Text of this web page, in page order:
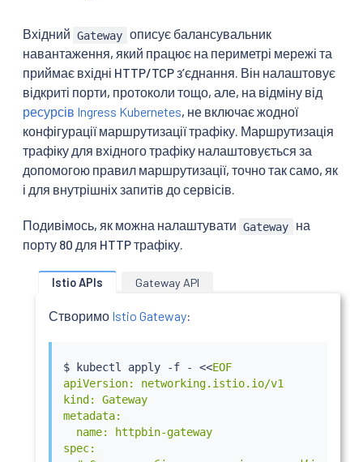
Вхідний Gateway описує балансувальник
навантаження, який працює на периметрі мережі та
приймає вхідні HTTP/TCP зʼєднання. Він налаштовує
відкриті порти, протоколи тощо, але, на відміну від
ресурсів Ingress Kubernetes, не включає жодної
конфігурації маршрутизації трафіку. Маршрутизація
трафіку для вхідного трафіку налаштовується за
допомогою правил маршрутизації, точно так само, як
і для внутрішніх запитів до сервісів.
Подивімось, як можна налаштувати Gateway
на
порту 80 для HTTP трафіку.
Istio APIs Gateway API
Створимо Istio Gateway:
$ kubectl apply -f - <<EOF
apiVersion: networking.istio.io/v1
kind: Gateway
metadata:
  name: httpbin-gateway
spec: